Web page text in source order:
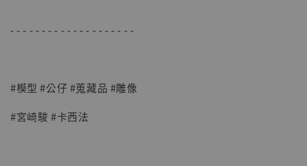
- - - - - - - - - - - - - - - - - - - -
#模型 #公仔 #蒐藏品 #雕像
#宮崎駿 #卡西法